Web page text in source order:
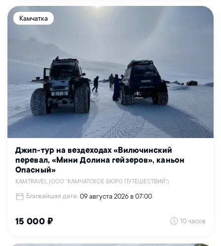
Камчатка
Джип-тур на вездеходах «Вилючинский
перевал, «Мини Долина гейзеров», каньон
Опасный»
KAM.TRAVEL (ООО "КАМЧАТСКОЕ БЮРО ПУТЕШЕСТВИЙ")
Ближайшая дата: 09 августа 2026 в 07:00
15 000 ₽ 10 часов